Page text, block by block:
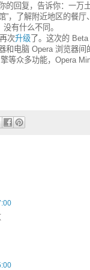
的回复，告诉你：一万
”，了解附近地区的餐
有什么不同。
再次升级了。这次的
和电脑 Opera 浏览器
等众多功能，Opera